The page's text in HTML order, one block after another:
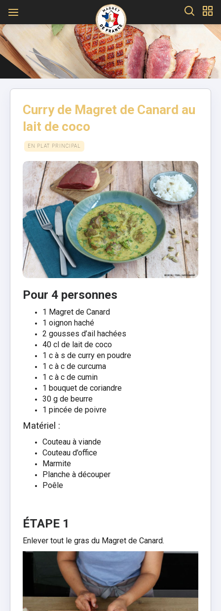
Curry de Magret de Canard au
lait de coco
EN PLAT PRINCIPAL
Pour 4 personnes
1 Magret de Canard
1 oignon haché
2 gousses d’ail hachées
40 cl de lait de coco
1 c à s de curry en poudre
1 c à c de curcuma
1 c à c de cumin
1 bouquet de coriandre
30 g de beurre
1 pincée de poivre
Matériel :
Couteau à viande
Couteau d’office
Marmite
Planche à découper
Poêle
ÉTAPE 1
Enlever tout le gras du Magret de Canard.